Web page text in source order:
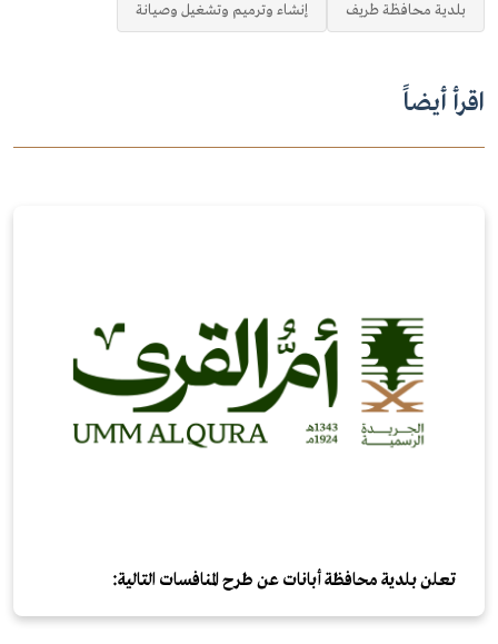
بلدية محافظة طريف إنشاء وترميم وتشغيل وصيانة
اقرأ أيضاً
تعلن بلدية محافظة أبانات عن طرح المنافسات التالية: